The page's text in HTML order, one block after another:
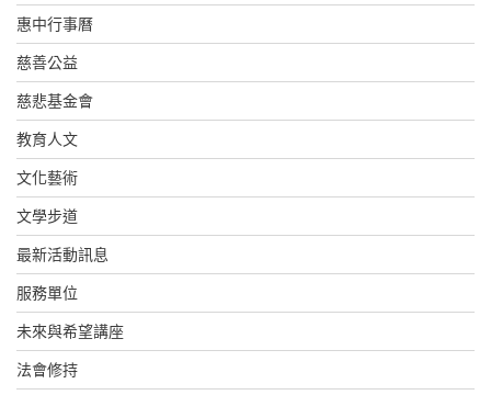
惠中行事曆
慈善公益
慈悲基金會
教育人文
文化藝術
文學步道
最新活動訊息
服務單位
未來與希望講座
法會修持